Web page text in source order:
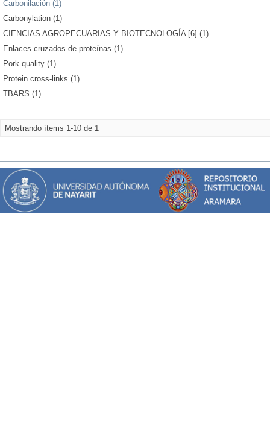
Carbonilación (1)
Carbonylation (1)
CIENCIAS AGROPECUARIAS Y BIOTECNOLOGÍA [6] (1)
Enlaces cruzados de proteínas (1)
Pork quality (1)
Protein cross-links (1)
TBARS (1)
Mostrando ítems 1-10 de 1